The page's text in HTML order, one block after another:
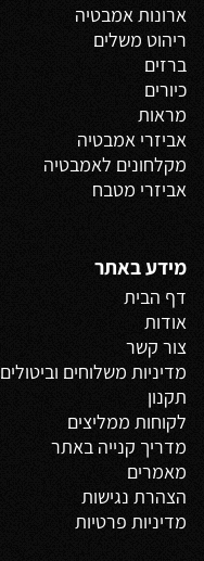
ארונות אמבטיה
ריהוט משלים
ברזים
כיורים
מראות
אביזרי אמבטיה
מקלחונים לאמבטיה
אביזרי מטבח
מידע באתר
דף הבית
אודות
צור קשר
מדיניות משלוחים וביטולים
תקנון
לקוחות ממליצים
מדריך קנייה באתר
מאמרים
הצהרת נגישות
מדיניות פרטיות